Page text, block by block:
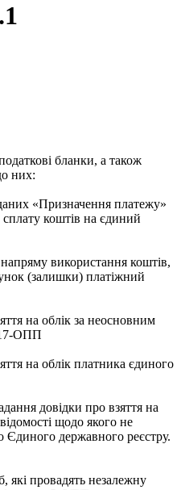
бланки, а також
них:
«Призначення платежу»
коштів на єдиний
використання коштів,
(залишки) платіжний
на облік за неосновним
ОПП
на облік платника єдиного
довідки про взяття на
щодо якого не
державного реєстру.
які провадять незалежну